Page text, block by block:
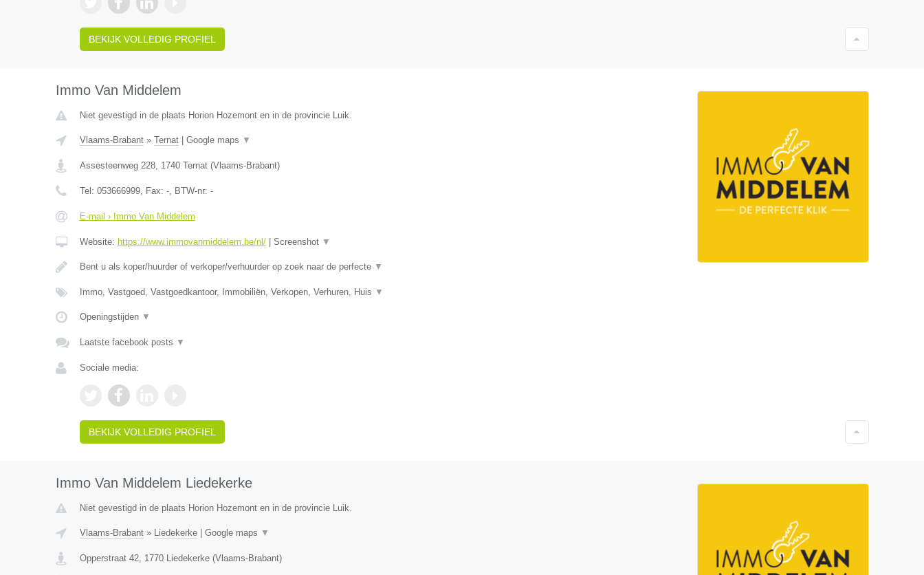
BEKIJK VOLLEDIG PROFIEL
Immo Van Middelem
Niet gevestigd in de plaats Horion Hozemont en in de provincie Luik.
Vlaams-Brabant» Ternat| Google maps ▼
Assesteenweg 228, 1740 Ternat(Vlaams-Brabant)
Tel: 053666999, Fax: -, BTW-nr: -
E-mail › Immo Van Middelem
Website: https://www.immovanmiddelem.be/nl/| Screenshot ▼
Bent u als koper/huurder of verkoper/verhuurder op zoek naar de perfecte ▼
Immo, Vastgoed, Vastgoedkantoor, Immobiliën, Verkopen, Verhuren, Huis ▼
Openingstijden ▼
Laatste facebook posts ▼
Sociale media:
BEKIJK VOLLEDIG PROFIEL
Immo Van Middelem Liedekerke
Niet gevestigd in de plaats Horion Hozemont en in de provincie Luik.
Vlaams-Brabant» Liedekerke| Google maps ▼
Opperstraat 42, 1770 Liedekerke(Vlaams-Brabant)